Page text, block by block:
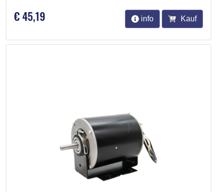
€ 45,19 info Kauf